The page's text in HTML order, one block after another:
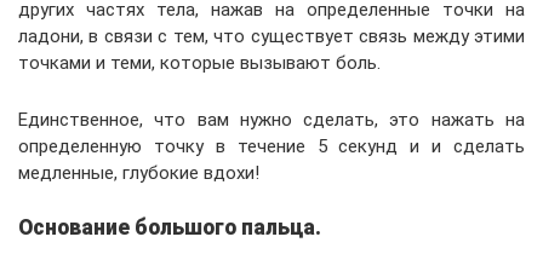
других частях тела, нажав на определенные точки на
ладони, в связи с тем, что существует связь между этими
точками и теми, которые вызывают боль.
Единственное, что вам нужно сделать, это нажать на
определенную точку в течение 5 секунд и и сделать
медленные, глубокие вдохи!
Основание большого пальца.